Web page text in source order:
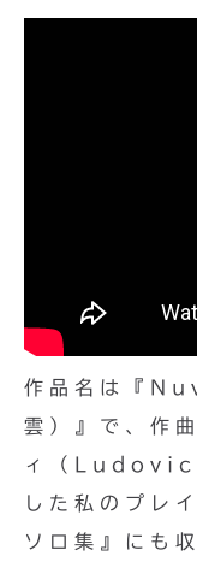
作品名は『
雲）』で、作
ィ（
した私のプレ
ソロ集』にも